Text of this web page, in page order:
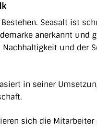
Seasalt ist
anerkannt und
und der
in seiner
sich die